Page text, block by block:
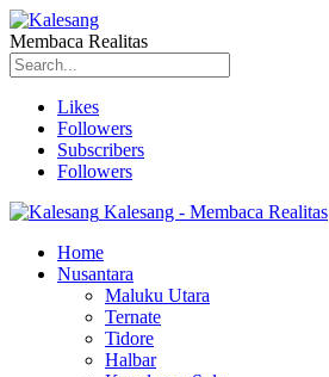
Membaca Realitas
Likes
Followers
Subscribers
Followers
Kalesang - Membaca Realitas
Home
Nusantara
Maluku Utara
Ternate
Tidore
Halbar